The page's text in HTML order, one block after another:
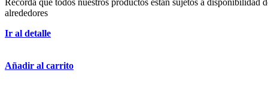
Recordá que todos nuestros productos están sujetos a
alrededores
Ir al detalle
Añadir al carrito